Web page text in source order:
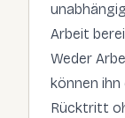
Arbeit
Weder
können
Rücktritt